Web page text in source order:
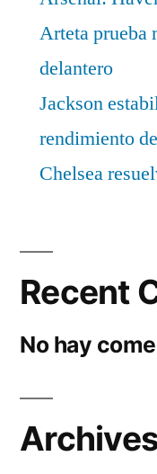
Arteta prueba
delantero
Jackson
rendimiento
Chelsea
Recent
No hay